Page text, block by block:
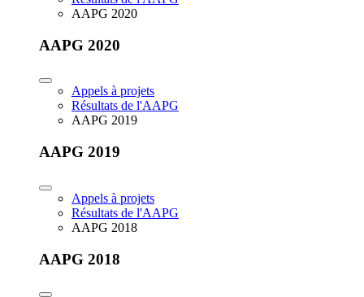
AAPG 2020
AAPG 2020
Appels à projets
Résultats de l'AAPG
AAPG 2019
AAPG 2019
Appels à projets
Résultats de l'AAPG
AAPG 2018
AAPG 2018